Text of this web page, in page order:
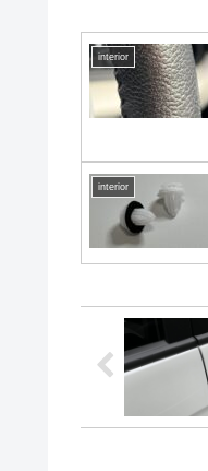
interior
interior